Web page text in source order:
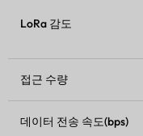
LoRa 감도
접근 수량
데이터 전송 속도(bps)